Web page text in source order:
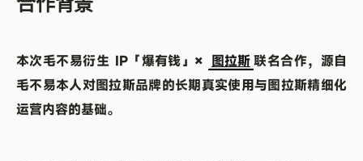
本次毛不易衍生 IP「爆有钱」× 图拉斯联名合作，源自
毛不易本人对图拉斯品牌的长期真实使用与图拉斯精细化
运营内容的基础。